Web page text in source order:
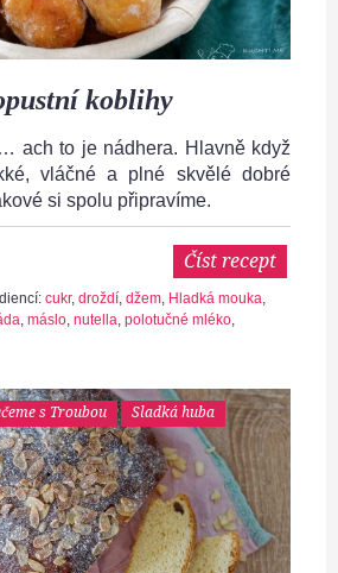
koblihy
ach to je nádhera. Hlavně když
vláčné a plné skvělé dobré
si spolu připravíme.
Číst recept
cukr, droždí džem Hladká mouka
máslo nutella polotučné mléko
s Troubou Sladká huba